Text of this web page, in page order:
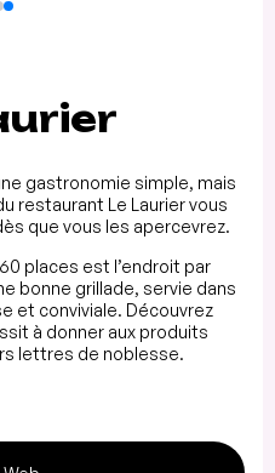
gastronomie simple, mais
restaurant Le Laurier vous
que vous les apercevrez.
places est l’endroit par
bonne grillade, servie dans
et conviviale. Découvrez
à donner aux produits
lettres de noblesse.